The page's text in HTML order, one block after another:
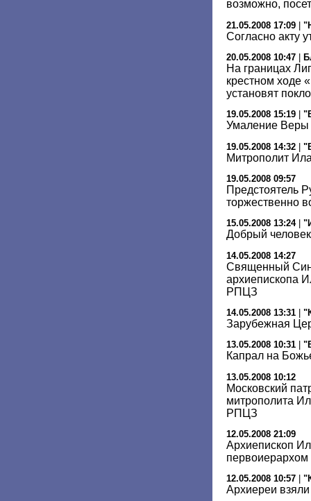
возможно,
21.05.2008 17:09 |
Согласно акту
20.05.2008 10:47
На границах
крестном ходе
установят
19.05.2008 15:19
Умаление Веры
19.05.2008 14:32 |
Митрополит
19.05.2008 09:57
Предстоятель
торжественно
15.05.2008 13:24|
Добрый
14.05.2008 14:27
Священный
архиепископа
РПЦЗ
14.05.2008 13:31
Зарубежная
13.05.2008 10:31
Капрал на
13.05.2008 10:12
Московский
митрополита
РПЦЗ
12.05.2008 21:09
Архиепископ
12.05.2008 10:57
Архиереи